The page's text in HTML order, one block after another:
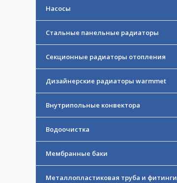
Насосы
Стальные панельные радиаторы
Секционные радиаторы отопления
Дизайнерские радиаторы warmmet
Внутрипольные конвектора
Водоочистка
Мембранные баки
Металлопластиковая труба и фитинги